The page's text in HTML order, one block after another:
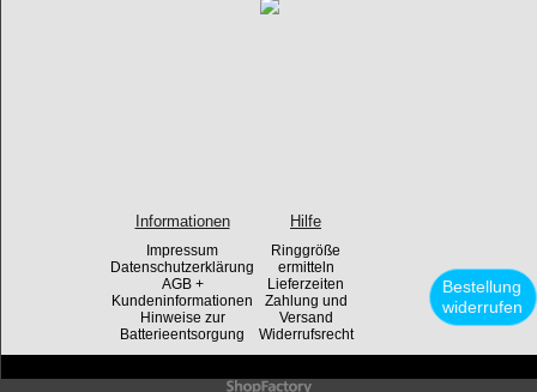
Informationen Hilfe
Impressum
Datenschutzerklärung
AGB +
Kundeninformationen
Hinweise zur
Batterieentsorgung
Ringgröße
ermitteln
Lieferzeiten
Zahlung und
Versand
Widerrufsrecht
Bestellung
widerrufen
WebShop erstellt mit